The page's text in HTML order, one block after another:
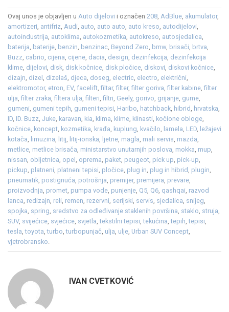
Ovaj unos je objavljen u Auto dijelovi i označen 208, AdBlue, akumulator,
amortizeri, antifriz, Audi, auto, auto auto, auto kreso, autodijelovi,
autoindustrija, autoklima, autokozmetika, autokreso, autosjedalica,
baterija, baterije, benzin, benzinac, Beyond Zero, bmw, brisači, brtva,
Buzz, cabrio, cijena, cijene, dacia, design, dezinfekcija, dezinfekcija
klime, dijelovi, disk, disk kočnice, disk pločice, diskovi, diskovi kočnice,
dizajn, dizel , dizelaš, djeca, doseg, electric, electro, električni,
elektromotor, etron, EV, facelift,filtar,filter,filter goriva,filter kabine,filter
ulja,filter zraka,filtera ulja,filteri,filtri, Geely, gorivo, grijanje, gume,
gumeni, gumeni tepih, gumeni tepisi, Haribo, hatchback, hibrid, hrvatska,
ID, ID. Buzz, Juke, karavan, kia, klima, klime, klinasti, kočione obloge,
kočnice, koncept, kozmetika, krađa, kuplung, kvačilo, lamela, LED, ležajevi
kotača, limuzina, litij, litij-ionska, ljetne, magla, mali servis, mazda,
metlice, metlice brisača, ministarstvo unutarnjih poslova, mokka, mup,
nissan, obljetnica, opel , oprema, paket, peugeot, pick up, pick-up,
pickup, platneni, platneni tepisi, pločice, plug in, plug in hibrid, plugin,
pneumatik, postignuća, potrošnja, premijer, premijera, prevare,
proizvodnja, promet, pumpa vode, punjenje, Q5, Q6, qashqai, razvod
lanca, redizajn, reli, remen, rezervni, serijski, servis, sjedalica, snijeg,
spojka, spring, sredstvo za odleđivanje staklenih površina, staklo, struja,
SUV, svijećice, svjećice, svjetla,tekstilni tepisi,tekućina,tepih,tepisi,
tesla,toyota,turbo,turbopunjač, ulja, ulje, Urban SUV Concept,
vjetrobransko.
IVAN CVETKOVIĆ